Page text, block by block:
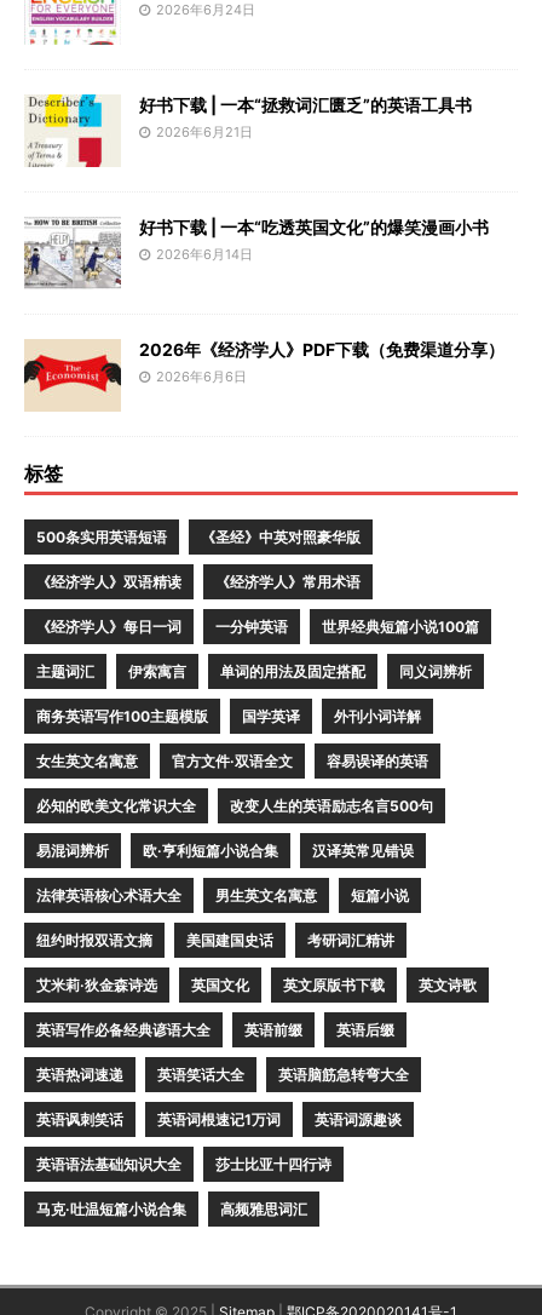
2026年6月24日
好书下载 | 一本“拯救词汇匮乏”的英语工具书
2026年6月21日
好书下载 | 一本“吃透英国文化”的爆笑漫画小书
2026年6月14日
2026年《经济学人》PDF下载（免费渠道分享）
2026年6月6日
标签
500条实用英语短语 《圣经》中英对照豪华版
《经济学人》双语精读 《经济学人》常用术语
《经济学人》每日一词 一分钟英语 世界经典短篇小说100篇
主题词汇 伊索寓言 单词的用法及固定搭配 同义词辨析
商务英语写作100主题模版 国学英译 外刊小词详解
女生英文名寓意 官方文件·双语全文 容易误译的英语
必知的欧美文化常识大全 改变人生的英语励志名言500句
易混词辨析 欧·亨利短篇小说合集 汉译英常见错误
法律英语核心术语大全 男生英文名寓意 短篇小说
纽约时报双语文摘 美国建国史话 考研词汇精讲
艾米莉·狄金森诗选 英国文化 英文原版书下载 英文诗歌
英语写作必备经典谚语大全 英语前缀 英语后缀
英语热词速递 英语笑话大全 英语脑筋急转弯大全
英语讽刺笑话 英语词根速记1万词 英语词源趣谈
英语语法基础知识大全 莎士比亚十四行诗
马克·吐温短篇小说合集 高频雅思词汇